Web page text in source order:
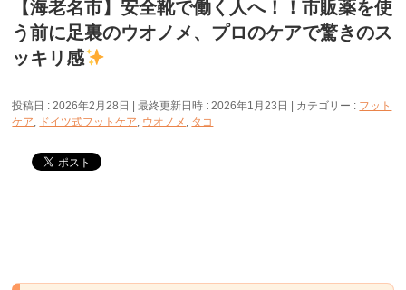
【海老名市】安全靴で働く人へ！！市販薬を使
う前に足裏のウオノメ、プロのケアで驚きのス
ッキリ感
投稿日 : 2026年2月28日 最終更新日時 : 2026年1月23日 カテゴリー : フット
ケア, ドイツ式フットケア, ウオノメ , タコ